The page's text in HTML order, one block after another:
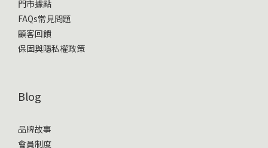
門市據點
FAQs常見問題
顧客回饋
保固與隱私權政策
Blog
品牌故事
會員制度